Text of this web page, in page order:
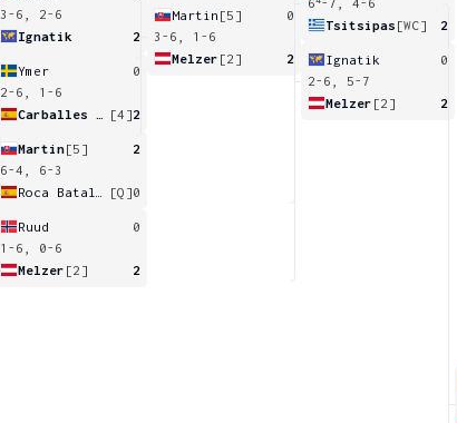
3-6, 2-6
Ignatik
2
Ymer
0
2-6, 1-6
[4]2
Martin[5]
2
6-4, 6-3
[Q]0
Ruud
0
1-6, 0-6
Melzer [2] 2
Martin [5]
0
3-6, 1-6
Melzer [2] 2
6 -7, 4-6
Tsitsipas [WC] 2
Ignatik
0
2-6, 5-7
Melzer [2] 2